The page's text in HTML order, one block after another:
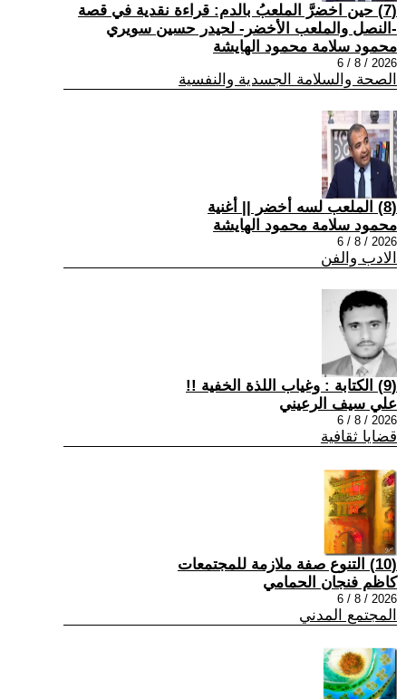
(7) حين اخضرَّ الملعبُ بالدم: قراءة نقدية في قصة
-النصل والملعب الأخضر- لحيدر حسين سويري
محمود سلامة محمود الهايشة
2026 / 8 / 6
الصحة والسلامة الجسدية والنفسية
(8) الملعب لسه أخضر || أغنية
محمود سلامة محمود الهايشة
2026 / 8 / 6
الادب والفن
(9) الكتابة : وغياب اللذة الخفية !!
علي سيف الرعيني
2026 / 8 / 6
قضايا ثقافية
(10) التنوع صفة ملازمة للمجتمعات
كاظم فنجان الحمامي
2026 / 8 / 6
المجتمع المدني